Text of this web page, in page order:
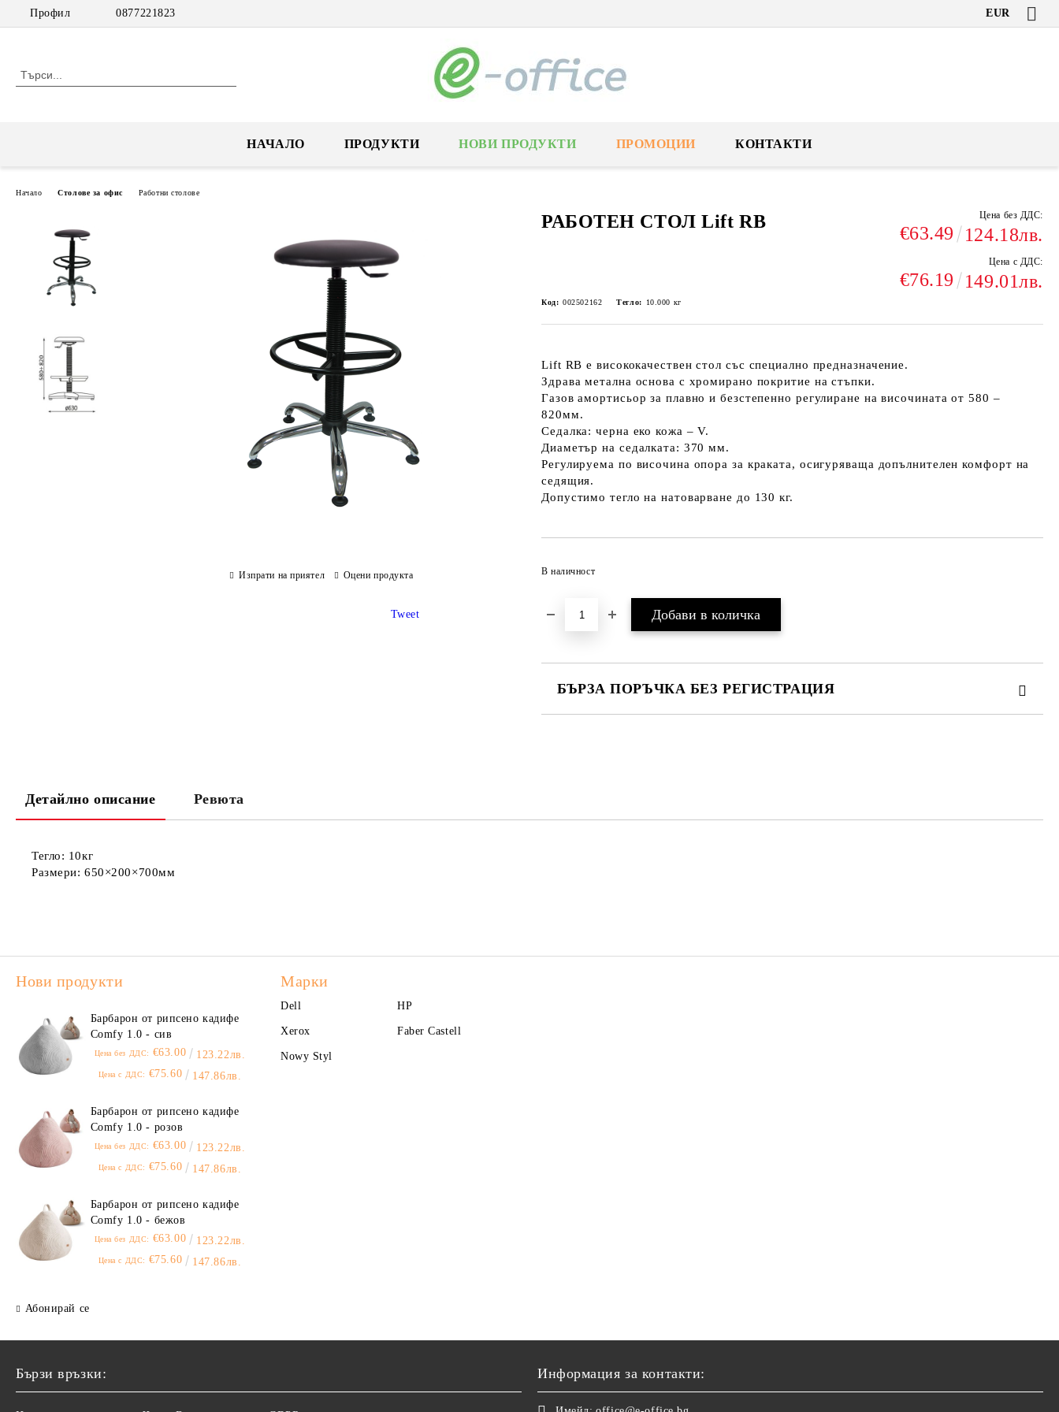
Профил 0877221823 EUR
НАЧАЛО ПРОДУКТИ НОВИ ПРОДУКТИ ПРОМОЦИИ КОНТАКТИ
Начало Столове за офис Работни столове
РАБОТЕН СТОЛ Lift RB Цена без ДДС:
€63.49 124.18лв.
Цена с ДДС:
€76.19 149.01лв.
Код: 002502162 Тегло: 10.000 кг
Lift RB е висококачествен стол със специално предназначение.
Здрава метална основа с хромирано покритие на стъпки.
Газов амортисьор за плавно и безстепенно регулиране на височината от 580 –
820мм.
Седалка: черна еко кожа – V.
Диаметър на седалката: 370 мм.
Регулируема по височина опора за краката, осигуряваща допълнителен комфорт на
седящия.
Допустимо тегло на натоварване до 130 кг.
В наличност
БЪРЗА ПОРЪЧКА БЕЗ РЕГИСТРАЦИЯ
Изпрати на приятел Оцени продукта
Tweet
Детайлно описание Ревюта
Тегло: 10кг
Размери: 650×200×700мм
Нови продукти
Барбарон от рипсено кадифе
Comfy 1.0 - сив
Цена без ДДС: €63.00 123.22лв.
Цена с ДДС: €75.60 147.86лв.
Барбарон от рипсено кадифе
Comfy 1.0 - розов
Цена без ДДС: €63.00 123.22лв.
Цена с ДДС: €75.60 147.86лв.
Барбарон от рипсено кадифе
Comfy 1.0 - бежов
Цена без ДДС: €63.00 123.22лв.
Цена с ДДС: €75.60 147.86лв.
Абонирай се
Марки
Dell HP
Xerox Faber Castell
Nowy Styl
Бързи връзки: Информация за контакти: